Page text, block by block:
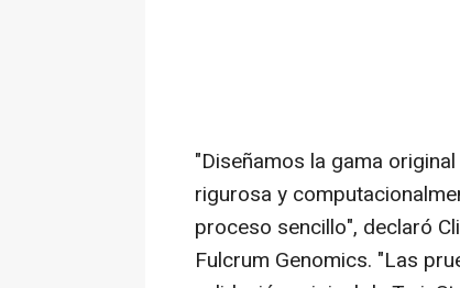
"Diseñamos la gama
rigurosa y
proceso sencillo", declaró
Fulcrum Genomics. "Las